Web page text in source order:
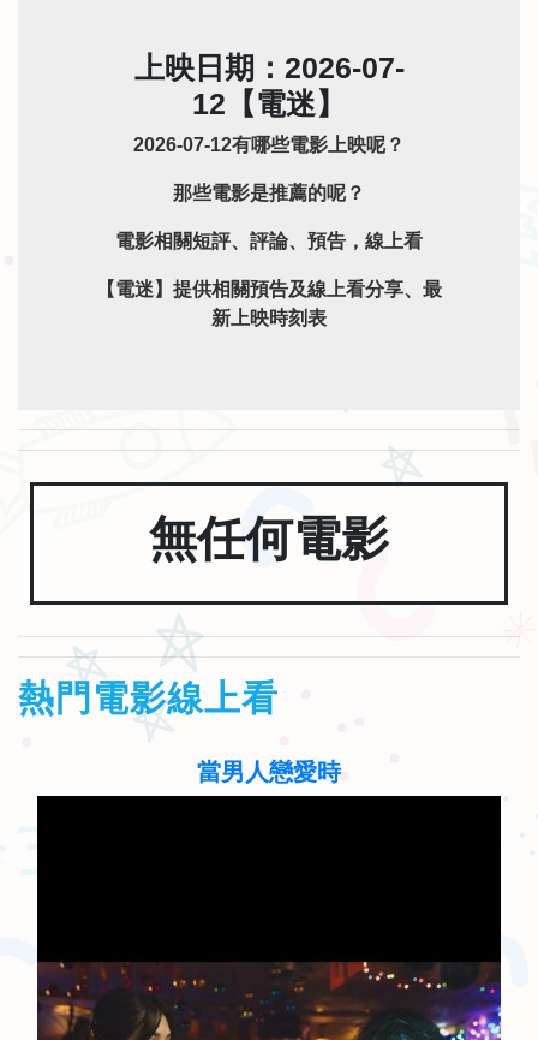
上映日期：2026-07-
12【電迷】
2026-07-12有哪些電影上映呢？
那些電影是推薦的呢？
電影相關短評、評論、預告，線上看
【電迷】提供相關預告及線上看分享、最
新上映時刻表
無任何電影
熱門電影線上看
當男人戀愛時